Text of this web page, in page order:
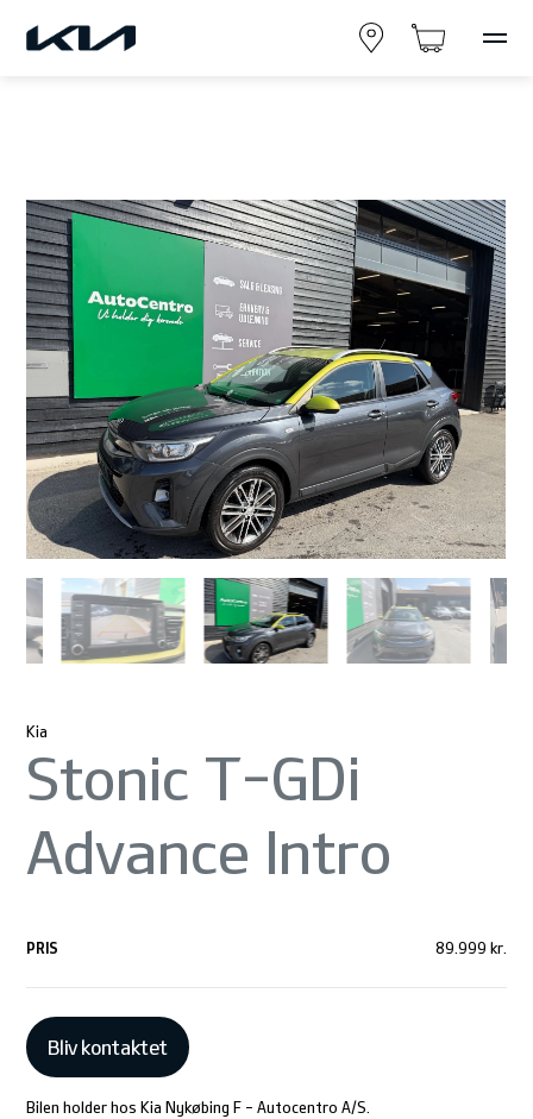
Kia
Stonic T-GDi
Advance Intro
PRIS 89.999 kr.
Bliv kontaktet
Bilen holder hos Kia Nykøbing F - Autocentro A/S.